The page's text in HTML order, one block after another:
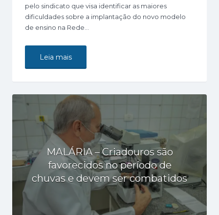
pelo sindicato que visa identificar as maiores
dificuldades sobre a implantação do novo modelo
de ensino na Rede…
Leia mais
MALÁRIA – Criadouros são
favorecidos no período de
chuvas e devem ser combatidos